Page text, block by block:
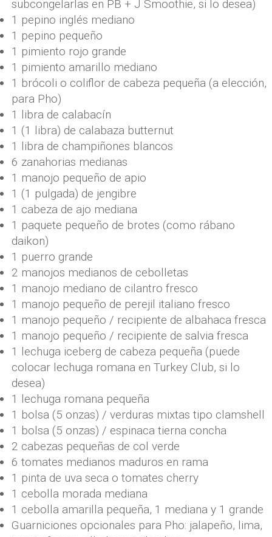
subcongelarlas en PB + J Smoothie, si lo desea)
1 pepino inglés mediano
1 pepino pequeño
1 pimiento rojo grande
1 pimiento amarillo mediano
1 brócoli o coliflor de cabeza pequeña (a elección,
para Pho)
1 libra de calabacín
1 (1 libra) de calabaza butternut
1 libra de champiñones blancos
6 zanahorias medianas
1 manojo pequeño de apio
1 (1 pulgada) de jengibre
1 cabeza de ajo mediana
1 paquete pequeño de brotes (como rábano
daikon)
1 puerro grande
2 manojos medianos de cebolletas
1 manojo mediano de cilantro fresco
1 manojo pequeño de perejil italiano fresco
1 manojo pequeño / recipiente de albahaca fresca
1 manojo pequeño / recipiente de salvia fresca
1 lechuga iceberg de cabeza pequeña (puede
colocar lechuga romana en Turkey Club, si lo
desea)
1 lechuga romana pequeña
1 bolsa (5 onzas) / verduras mixtas tipo clamshell
1 bolsa (5 onzas) / espinaca tierna concha
2 cabezas pequeñas de col verde
6 tomates medianos maduros en rama
1 pinta de uva seca o tomates cherry
1 cebolla morada mediana
1 cebolla amarilla pequeña, 1 mediana y 1 grande
Guarniciones opcionales para Pho: jalapeño, lima,